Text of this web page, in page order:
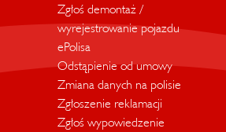
Zgłoś demontaż /
wyrejestrowanie pojazdu
ePolisa
Odstąpienie od umowy
Zmiana danych na polisie
Zgłoszenie reklamacji
Zgłoś wypowiedzenie